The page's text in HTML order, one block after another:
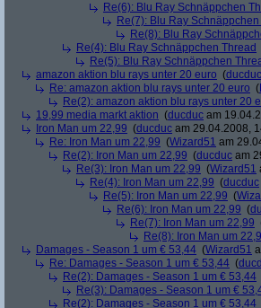
Re(6): Blu Ray Schnäppchen
Re(7): Blu Ray Schnäppchen
Re(8): Blu Ray
Re(4): Blu Ray Schnäppchen Thread
Re(5): Blu Ray Schnäppchen
amazon aktion blu rays unter 20 euro (ducduc
Re: amazon aktion blu rays unter 20 euro (
Re(2): amazon aktion blu rays unter 20
19,99 media markt aktion (ducduc am
Iron Man um 22,99 (ducduc am 29.04.2008,
Re: Iron Man um 22,99 (Wizard51 am
Re(2): Iron Man um 22,99 (ducduc am
Re(3): Iron Man um 22,99 (Wizard51
Re(4): Iron Man um 22,99 (ducduc
Re(5): Iron Man um 22,99 (
Re(6): Iron Man um 22,99 (
Re(7): Iron Man um 22,99
Re(8): Iron Man um
Damages - Season 1 um € 53,44 (Wizard51
Re: Damages - Season 1 um € 53,44 (
Re(2): Damages - Season 1 um € 53,44
Re(3): Damages - Season 1 um €
Re(2): Damages - Season 1 um € 53,44